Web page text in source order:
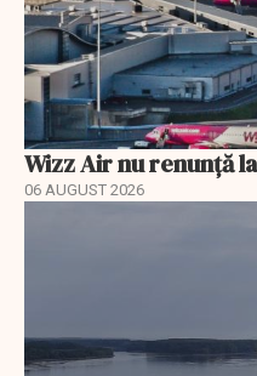
Wizz Air nu renunță
06 AUGUST 2026